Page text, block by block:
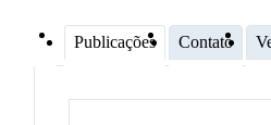
Publicações Contato